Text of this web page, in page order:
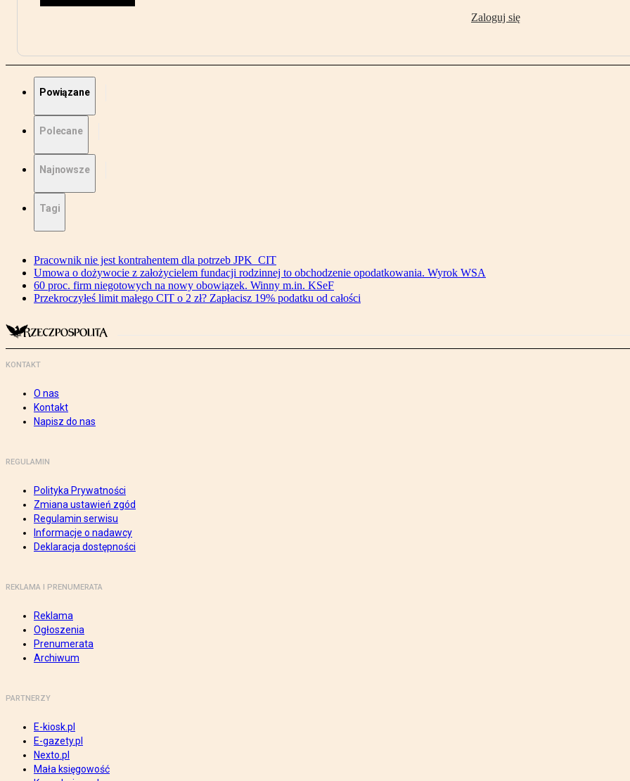
Zaloguj się
Powiązane
Polecane
Najnowsze
Tagi
Pracownik nie jest kontrahentem dla potrzeb JPK_CIT
Umowa o dożywocie z założycielem fundacji rodzinnej to obchodzenie opodatkowania. Wyrok WSA
60 proc. firm niegotowych na nowy obowiązek. Winny m.in. KSeF
Przekroczyłeś limit małego CIT o 2 zł? Zapłacisz 19% podatku od całości
KONTAKT
O nas
Kontakt
Napisz do nas
REGULAMIN
Polityka Prywatności
Zmiana ustawień zgód
Regulamin serwisu
Informacje o nadawcy
Deklaracja dostępności
REKLAMA I PRENUMERATA
Reklama
Ogłoszenia
Prenumerata
Archiwum
PARTNERZY
E-kiosk.pl
E-gazety.pl
Nexto.pl
Mała księgowość